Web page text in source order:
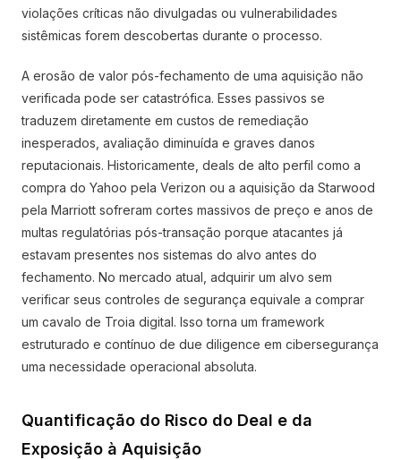
violações críticas não divulgadas ou vulnerabilidades
sistêmicas forem descobertas durante o processo.
A erosão de valor pós-fechamento de uma aquisição não
verificada pode ser catastrófica. Esses passivos se
traduzem diretamente em custos de remediação
inesperados, avaliação diminuída e graves danos
reputacionais. Historicamente, deals de alto perfil como a
compra do Yahoo pela Verizon ou a aquisição da Starwood
pela Marriott sofreram cortes massivos de preço e anos de
multas regulatórias pós-transação porque atacantes já
estavam presentes nos sistemas do alvo antes do
fechamento. No mercado atual, adquirir um alvo sem
verificar seus controles de segurança equivale a comprar
um cavalo de Troia digital. Isso torna um framework
estruturado e contínuo de due diligence em cibersegurança
uma necessidade operacional absoluta.
Quantificação do Risco do Deal e da
Exposição à Aquisição